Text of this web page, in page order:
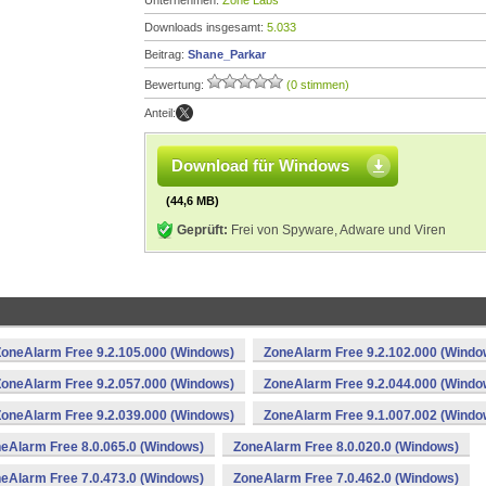
Downloads insgesamt: 5.033
Beitrag: Shane_Parkar
Bewertung: (0 stimmen)
Anteil:
Download für Windows
(44,6 MB)
Geprüft: Frei von Spyware, Adware und Viren
Free 9.2.105.000 (Windows) ZoneAlarm Free 9.2.102.000
Free 9.2.057.000 (Windows) ZoneAlarm Free 9.2.044.000
Free 9.2.039.000 (Windows) ZoneAlarm Free 9.1.007.002
Free 8.0.065.0 (Windows) ZoneAlarm Free 8.0.020.0 (Windows)
Free 7.0.473.0 (Windows) ZoneAlarm Free 7.0.462.0 (Windows)